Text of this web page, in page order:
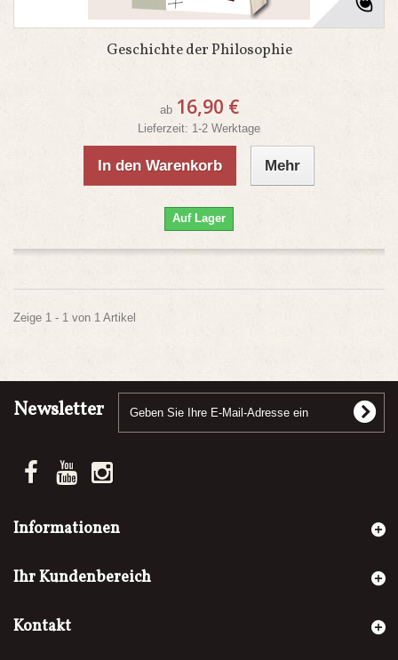
Geschichte der Philosophie
ab 16,90 €
Lieferzeit: 1-2 Werktage
In den Warenkorb Mehr
Auf Lager
Zeige 1 - 1 von 1 Artikel
Newsletter
Informationen
Ihr Kundenbereich
Kontakt